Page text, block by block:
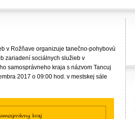
v Rožňave organizuje tanečno-pohybovú
zariadení sociálnych služieb v
samosprávneho kraja s názvom Tancuj
2017 o 09:00 hod. v mestskej sále